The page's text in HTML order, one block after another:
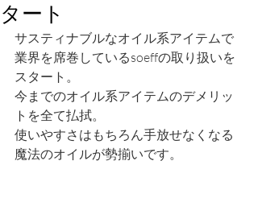
タート
サスティナブルなオイル系アイテムで
業界を席巻しているsoeffの取り扱いを
スタート。
今までのオイル系アイテムのデメリッ
トを全て払拭。
使いやすさはもちろん手放せなくなる
魔法のオイルが勢揃いです。